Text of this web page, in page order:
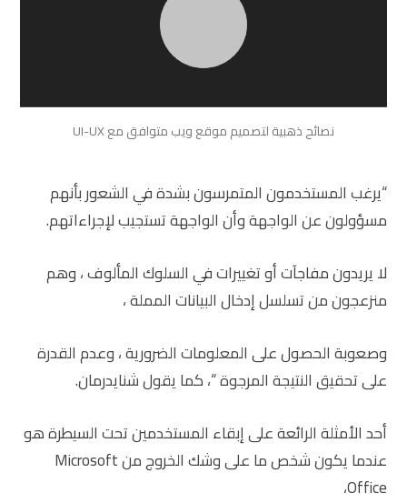
نصائح ذهبية لتصميم موقع ويب متوافق مع UI-UX
“يرغب المستخدمون المتمرسون بشدة في الشعور بأنهم
مسؤولون عن الواجهة وأن الواجهة تستجيب لإجراءاتهم.
لا يريدون مفاجآت أو تغييرات في السلوك المألوف ، وهم
منزعجون من تسلسل إدخال البيانات المملة ،
وصعوبة الحصول على المعلومات الضرورية ، وعدم القدرة
على تحقيق النتيجة المرجوة “، كما يقول شنايدرمان.
أحد الأمثلة الرائعة على إبقاء المستخدمين تحت السيطرة هو
عندما يكون شخص ما على وشك الخروج من Microsoft
Office،